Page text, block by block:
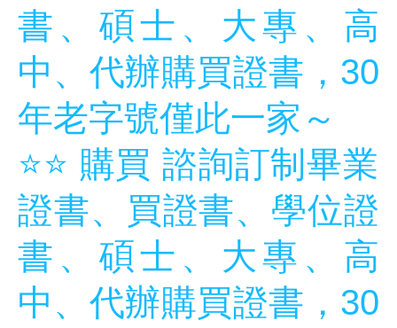
書、碩士、大專、高
中、代辦購買證書，30
年老字號僅此一家～
⭐️⭐️ 購買 諮詢訂制畢業
證書、買證書、學位證
書、碩士、大專、高
中、代辦購買證書，30